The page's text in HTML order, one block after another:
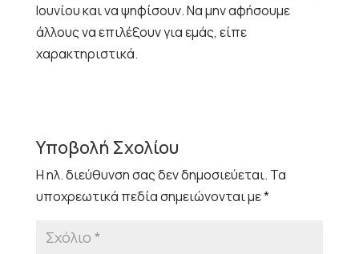
Ιουνίου και να ψηφίσουν. Να μην αφήσουμε
άλλους να επιλέξουν για εμάς, είπε
χαρακτηριστικά.
Υποβολή Σχολίου
Η ηλ. διεύθυνση σας δεν δημοσιεύεται. Τα
υποχρεωτικά πεδία σημειώνονται με*